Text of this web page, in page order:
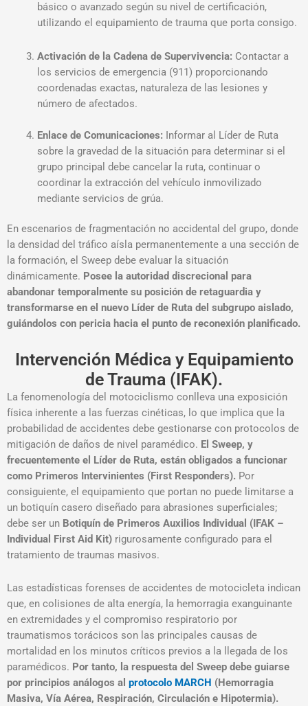
básico o avanzado según su nivel de certificación,
utilizando el equipamiento de trauma que porta consigo.
Activación de la Cadena de Supervivencia: Contactar a
los servicios de emergencia (911) proporcionando
coordenadas exactas, naturaleza de las lesiones y
número de afectados.
Enlace de Comunicaciones: Informar al Líder de Ruta
sobre la gravedad de la situación para determinar si el
grupo principal debe cancelar la ruta, continuar o
coordinar la extracción del vehículo inmovilizado
mediante servicios de grúa.
En escenarios de fragmentación no accidental del grupo, donde
la densidad del tráfico aísla permanentemente a una sección de
la formación, el Sweep debe evaluar la situación
dinámicamente. Posee la autoridad discrecional para
abandonar temporalmente su posición de retaguardia y
transformarse en el nuevo Líder de Ruta del subgrupo aislado,
guiándolos con pericia hacia el punto de reconexión planificado.
Intervención Médica y Equipamiento
de Trauma (IFAK).
La fenomenología del motociclismo conlleva una exposición
física inherente a las fuerzas cinéticas, lo que implica que la
probabilidad de accidentes debe gestionarse con protocolos de
mitigación de daños de nivel paramédico. El Sweep, y
frecuentemente el Líder de Ruta, están obligados a funcionar
como Primeros Intervinientes (First Responders). Por
consiguiente, el equipamiento que portan no puede limitarse a
un botiquín casero diseñado para abrasiones superficiales;
debe ser un Botiquín de Primeros Auxilios Individual (IFAK –
Individual First Aid Kit) rigurosamente configurado para el
tratamiento de traumas masivos.
Las estadísticas forenses de accidentes de motocicleta indican
que, en colisiones de alta energía, la hemorragia exanguinante
en extremidades y el compromiso respiratorio por
traumatismos torácicos son las principales causas de
mortalidad en los minutos críticos previos a la llegada de los
paramédicos. Por tanto, la respuesta del Sweep debe guiarse
por principios análogos al protocolo MARCH (Hemorragia
Masiva, Vía Aérea, Respiración, Circulación e Hipotermia).